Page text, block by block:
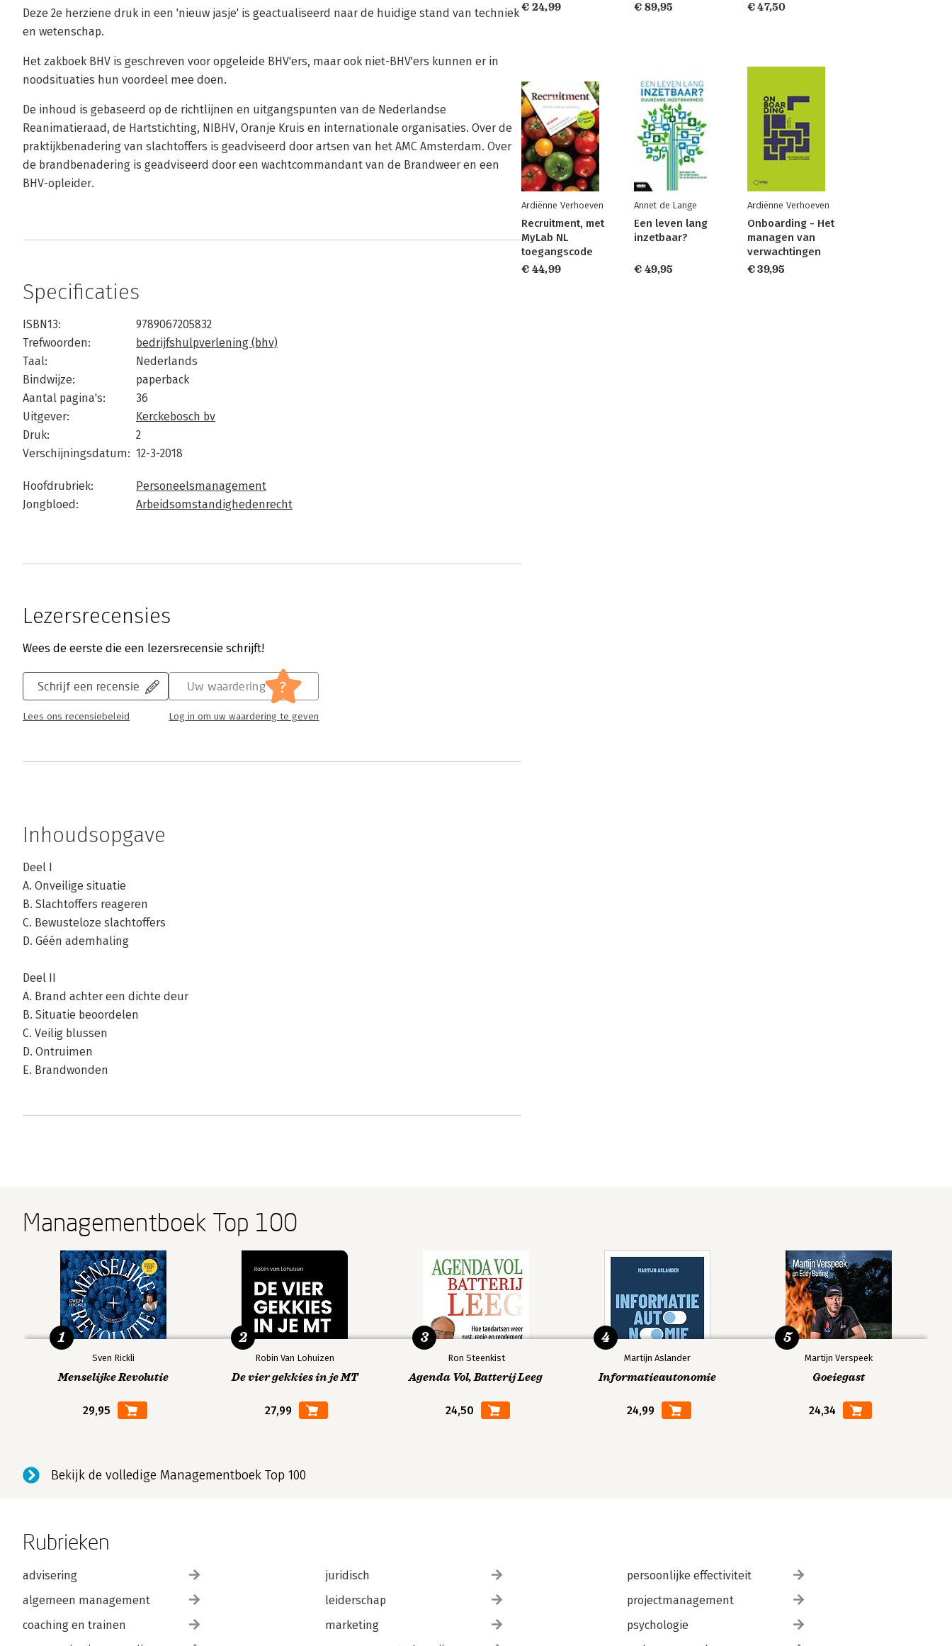
Deze 2e herziene druk in een 'nieuw jasje' is geactualiseerd naar de huidige stand van techniek
en wetenschap.
Het zakboek BHV is geschreven voor opgeleide BHV'ers, maar ook niet-BHV'ers kunnen er in
noodsituaties hun voordeel mee doen.
De inhoud is gebaseerd op de richtlijnen en uitgangspunten van de Nederlandse
Reanimatieraad, de Hartstichting, NIBHV, Oranje Kruis en internationale organisaties. Over de
praktijkbenadering van slachtoffers is geadviseerd door artsen van het AMC Amsterdam. Over
de brandbenadering is geadviseerd door een wachtcommandant van de Brandweer en een
BHV-opleider.
Specificaties
ISBN13:
9789067205832
Trefwoorden:
bedrijfshulpverlening (bhv)
Taal:
Nederlands
Bindwijze:
paperback
Aantal pagina's:
36
Uitgever:
Kerckebosch bv
Druk:
2
Verschijningsdatum: 12-3-2018
Hoofdrubriek:
Personeelsmanagement
Jongbloed:
Arbeidsomstandighedenrecht
Lezersrecensies
Wees de eerste die een lezersrecensie schrijft!
Schrijf een recensie
Lees ons recensiebeleid
Uw waardering ?
Log in om uw waardering te geven
Inhoudsopgave
Deel I
A. Onveilige situatie
B. Slachtoffers reageren
C. Bewusteloze slachtoffers
D. Géén ademhaling
Deel II
A. Brand achter een dichte deur
B. Situatie beoordelen
C. Veilig blussen
D. Ontruimen
E. Brandwonden
€ 24,99
€ 89,95 € 47,50
Ardiënne Verhoeven
Recruitment, met
MyLab NL
toegangscode
€ 44,99
Annet de Lange
Een leven lang
inzetbaar?
€ 49,95
Ardiënne Verhoeven
Onboarding - Het
managen van
verwachtingen
€ 39,95
Managementboek Top 100
Sven Rickli
Menselijke Revolutie
29,95
1
Robin Van Lohuizen
De vier gekkies in je MT
27,99
2
Ron Steenkist
Agenda Vol, Batterij Leeg
24,50
3
Martijn Aslander
Informatieautonomie
24,99
4
Martijn Verspeek
Goeiegast
24,34
5
Bekijk de volledige Managementboek Top 100
Rubrieken
advisering
algemeen management
coaching en trainen
juridisch
leiderschap
marketing
persoonlijke effectiviteit
projectmanagement
psychologie